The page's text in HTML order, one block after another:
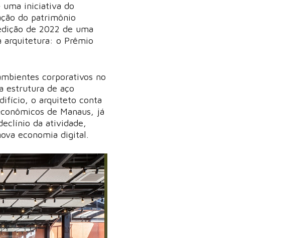
uma iniciativa do
do patrimônio
de 2022 de uma
arquitetura: o Prêmio
corporativos no
estrutura de aço
o arquiteto conta
de Manaus, já
da atividade,
economia digital.